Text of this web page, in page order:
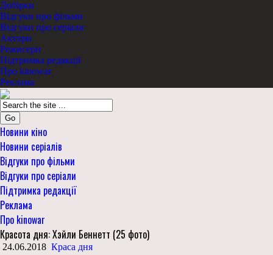
Добірки
Відгуки про фільми
Відгуки про серіали
Актори
Режисери
Підтримка редакції
Про kinowar
Реклама
Go
Новини кіно
Новини серіалів
Відгуки про фільми
Відгуки про серіали
Підтримка редакції
Реклама
Про kinowar
Красота дня: Хэйли Беннетт (25 фото)
24.06.2018 Краса дня